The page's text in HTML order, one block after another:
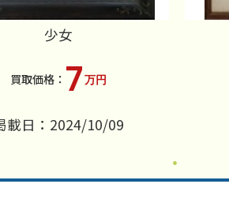
少女
7万円
載日：2024/10/09